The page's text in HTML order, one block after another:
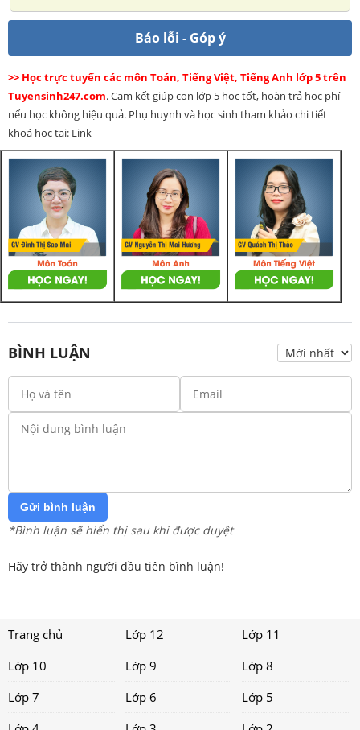
Báo lỗi - Góp ý
>> Học trực tuyến các môn Toán, Tiếng Việt, Tiếng Anh lớp 5 trên
Tuyensinh247.com. Cam kết giúp con lớp 5 học tốt, hoàn trả học phí
nếu học không hiệu quả. Phụ huynh và học sinh tham khảo chi tiết
khoá học tại: Link
BÌNH LUẬN
Gửi bình luận
*Bình luận sẽ hiển thị sau khi được duyệt
Hãy trở thành người đầu tiên bình luận!
Trang chủ Lớp 12
Lớp 11
Lớp 10
Lớp 9
Lớp 8
Lớp 7
Lớp 6
Lớp 5